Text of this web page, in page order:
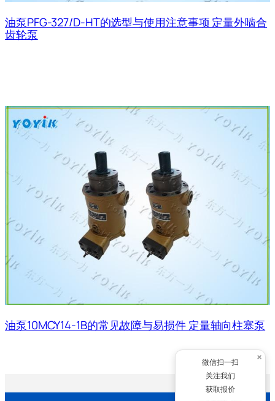
油泵PFG-327/D-HT的选型与使用注意事项 定量外啮合
齿轮泵
油泵10MCY14-1B的常见故障与易损件 定量轴向柱塞泵
×
微信扫一扫
关注我们
获取报价